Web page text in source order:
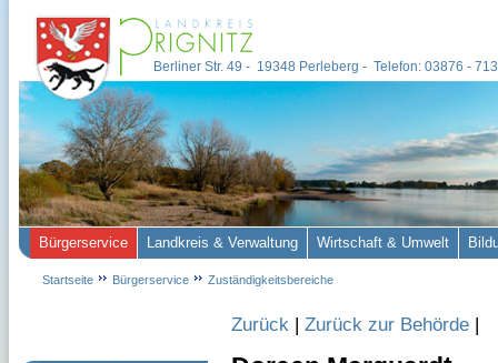
Zurück | Zurück zur Behörde |
Berliner Str. 49 - 19348 Perleberg - Telefon: 03876 -
Bürgerservice Landkreis & Verwaltung Wirtschaft & Umwelt
Startseite Bürgerservice Zuständigkeitsbereiche